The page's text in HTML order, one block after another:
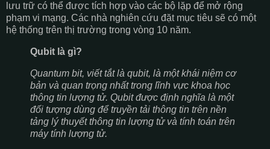
lưu trữ có thể được tích hợp vào các bộ lặp để mở rộng
phạm vi mạng. Các nhà nghiên cứu đặt mục tiêu sẽ có một
hệ thống trên thị trường trong vòng 10 năm.
Qubit là gì?
Quantum bit, viết tắt là qubit, là một khái niệm cơ
bản và quan trọng nhất trong lĩnh vực khoa học
thông tin lượng tử. Qubit được định nghĩa là một
đối tượng dùng để truyền tải thông tin trên nền
tảng lý thuyết thông tin lượng tử và tính toán trên
máy tính lượng tử.